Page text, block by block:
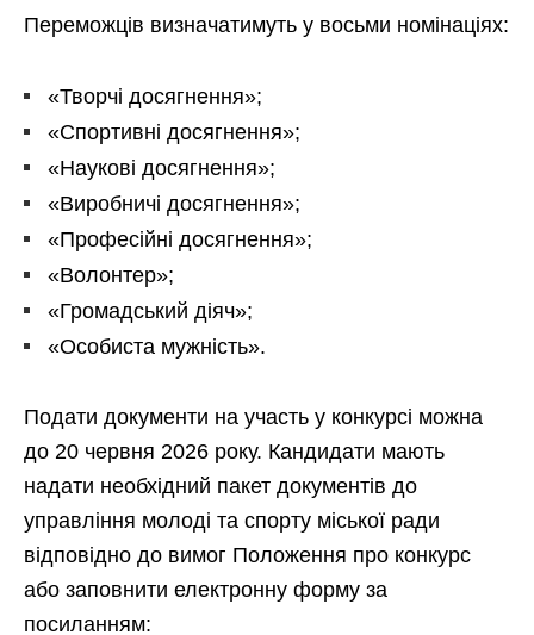
Переможців визначатимуть у восьми номінаціях:
«Творчі досягнення»;
«Спортивні досягнення»;
«Наукові досягнення»;
«Виробничі досягнення»;
«Професійні досягнення»;
«Волонтер»;
«Громадський діяч»;
«Особиста мужність».
Подати документи на участь у конкурсі можна
до 20 червня 2026 року. Кандидати мають
надати необхідний пакет документів до
управління молоді та спорту міської ради
відповідно до вимог Положення про конкурс
або заповнити електронну форму за
посиланням: